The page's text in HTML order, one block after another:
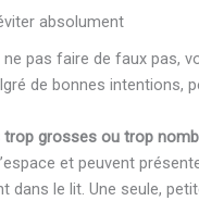
absolument
ne pas faire de faux pas,
de bonnes intentions,
trop grosses ou trop
et peuvent
dans le lit. Une seule,